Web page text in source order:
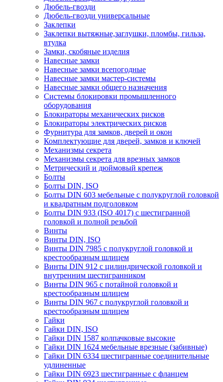
Дюбель-гвозди
Дюбель-гвозди универсальные
Заклепки
Заклепки вытяжные,заглушки, пломбы, гильза,
втулка
Замки, скобяные изделия
Навесные замки
Навесные замки всепогодные
Навесные замки мастер-системы
Навесные замки общего назначения
Системы блокировки промышленного
оборудования
Блокираторы механических рисков
Блокираторы электрических рисков
Фурнитура для замков, дверей и окон
Комплектующие для дверей, замков и ключей
Механизмы секрета
Механизмы секрета для врезных замков
Метрический и дюймовый крепеж
Болты
Болты DIN, ISO
Болты DIN 603 мебельные с полукруглой головкой
и квадратным подголовком
Болты DIN 933 (ISO 4017) с шестигранной
головкой и полной резьбой
Винты
Винты DIN, ISO
Винты DIN 7985 с полукруглой головкой и
крестообразным шлицем
Винты DIN 912 с цилиндрической головкой и
внутренним шестигранником
Винты DIN 965 с потайной головкой и
крестообразным шлицем
Винты DIN 967 с полукруглой головкой и
крестообразным шлицем
Гайки
Гайки DIN, ISO
Гайки DIN 1587 колпачковые высокие
Гайки DIN 1624 мебельные врезные (забивные)
Гайки DIN 6334 шестигранные соединительные
удлиненные
Гайки DIN 6923 шестигранные с фланцем